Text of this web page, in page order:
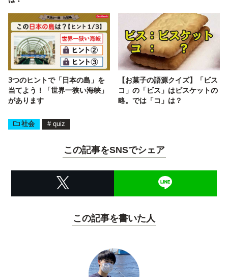
3つのヒントで「日本の島」を
当てよう！「世界一狭い海峡」
があります
【お菓子の語源クイズ】「ビス
コ」の「ビス」はビスケットの
略。では「コ」は？
社会 # quiz
この記事をSNSでシェア
この記事を書いた人